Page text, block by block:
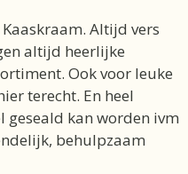
Altijd vers
altijd heerlijke
Ook voor leuke
terecht. En heel
geseald kan worden ivm
behulpzaam